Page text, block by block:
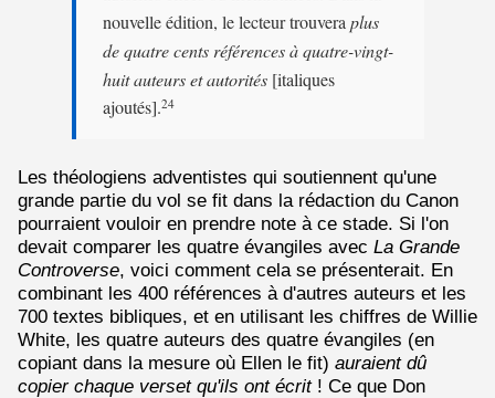
nouvelle édition, le lecteur trouveraplus
de quatre cents références à quatre-vingt-
huit auteurs et autorités[italiques
ajoutés].24
Les théologiens adventistes qui soutiennent qu'une
grande partie du vol se fit dans la rédaction du Canon
pourraient vouloir en prendre note à ce stade. Si l'on
devait comparer les quatre évangiles avec La Grande
Controverse, voici comment cela se présenterait. En
combinant les 400 références à d'autres auteurs et les
700 textes bibliques, et en utilisant les chiffres de Willie
White, les quatre auteurs des quatre évangiles (en
copiant dans la mesure où Ellen le fit) auraient dû
copier chaque verset qu'ils ont écrit! Ce que Don